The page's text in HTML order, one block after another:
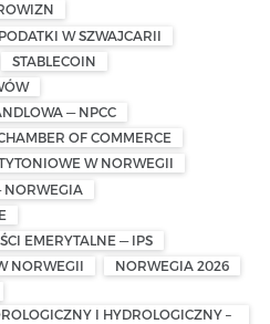
PODATKI W SZWAJCARII
STABLECOIN
— NPCC
OF COMMERCE
W NORWEGII
NORWEGIA
EMERYTALNE — IPS
NORWEGII
NORWEGIA 2026
I HYDROLOGICZNY –